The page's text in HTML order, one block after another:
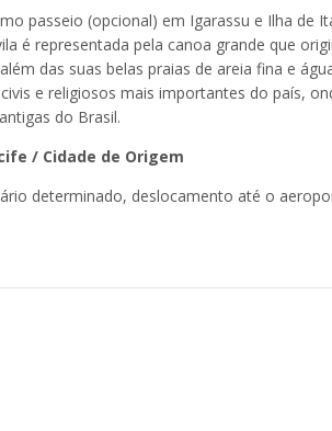
passeio (opcional) em Igarassu e Ilha de
é representada pela canoa grande que
das suas belas praias de areia fina e
e religiosos mais importantes do país,
do Brasil.
/ Cidade de Origem
determinado, deslocamento até o